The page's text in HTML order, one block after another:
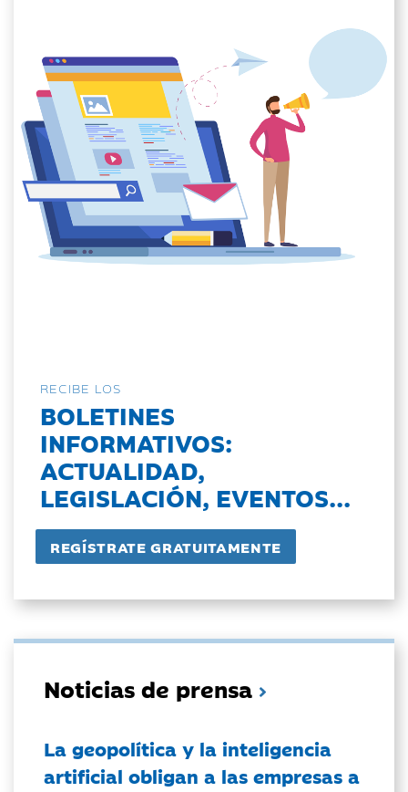
RECIBE LOS
BOLETINES
INFORMATIVOS:
ACTUALIDAD,
LEGISLACIÓN, EVENTOS...
Noticias de prensa
La geopolítica y la inteligencia
artificial obligan a las empresas a